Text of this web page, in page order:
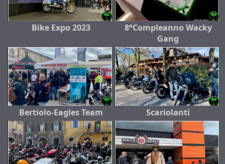
Bike Expo 2023
8°Compleanno Wacky
Gang
Bertiolo-Eagles Team Scariolanti